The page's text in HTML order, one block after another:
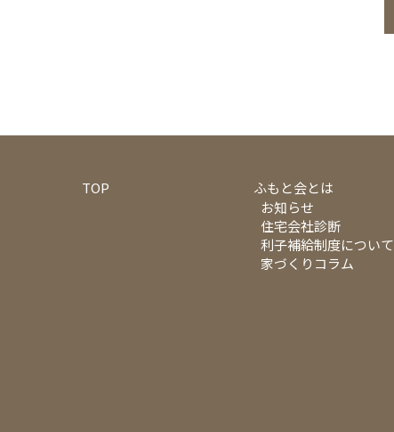
TOP
ふもと会とは
お知らせ
住宅会社診断
利子補給制度について
家づくりコラム